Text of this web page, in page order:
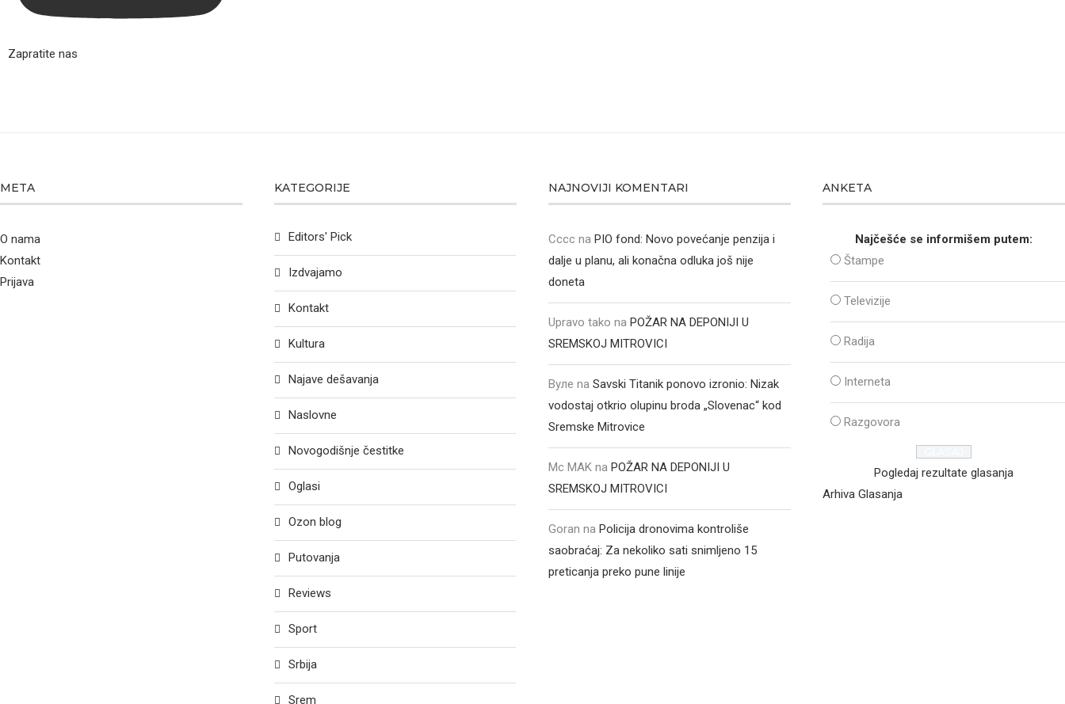
Zapratite nas
META
O nama
Kontakt
Prijava
KATEGORIJE
Editors' Pick
Izdvajamo
Kontakt
Kultura
Najave dešavanja
Naslovne
Novogodišnje čestitke
Oglasi
Ozon blog
Putovanja
Reviews
Sport
Srbija
Srem
NAJNOVIJI KOMENTARI
Cccc naPIO fond: Novo povećanje penzija i
dalje u planu, ali konačna odluka još nije
doneta
Upravo tako naPOŽAR NA DEPONIJI U
SREMSKOJ MITROVICI
Вуле naSavski Titanik ponovo izronio: Nizak
vodostaj otkrio olupinu broda „Slovenac“ kod
Sremske Mitrovice
Mc MAK naPOŽAR NA DEPONIJI U
SREMSKOJ MITROVICI
Goran naPolicija dronovima kontroliše
saobraćaj: Za nekoliko sati snimljeno 15
preticanja preko pune linije
ANKETA
Najčešće se informišem putem:
Štampe
Televizije
Radija
Interneta
Razgovora
Pogledaj rezultate glasanja
Arhiva Glasanja